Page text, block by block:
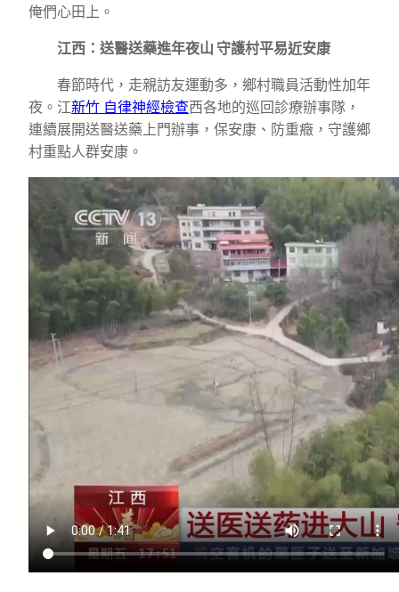
俺們心田上。
江西：送醫送藥進年夜山 守護村平易近安康
春節時代，走親訪友運動多，鄉村職員活動性加年
夜。江新竹 自律神經檢查西各地的巡回診療辦事隊，
連續展開送醫送藥上門辦事，保安康、防重癥，守護鄉
村重點人群安康。